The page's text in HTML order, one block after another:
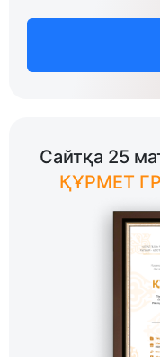
Сайтқа 25
ҚҰРМЕТ